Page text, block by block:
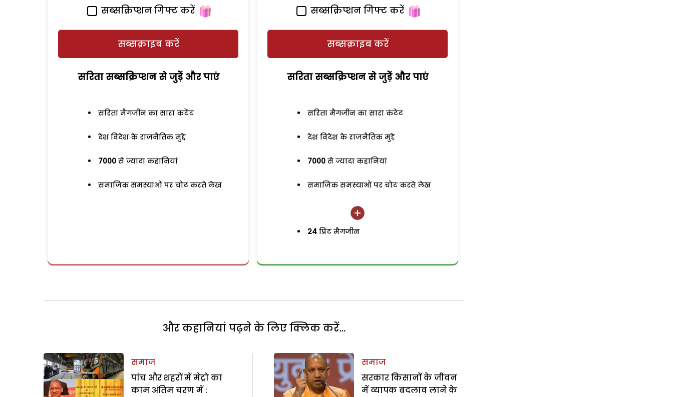
सब्सक्रिप्शन गिफ्ट करें
सब्सक्राइब करें
सरिता सब्सक्रिप्शन से जुड़ेें और पाएं
सरिता मैगजीन का सारा कंटेंट
देश विदेश के राजनैतिक मुद्दे
7000 से ज्यादा कहानियां
समाजिक समस्याओं पर चोट करते लेख
सब्सक्रिप्शन गिफ्ट करें
सब्सक्राइब करें
सरिता सब्सक्रिप्शन से जुड़ेें और पाएं
सरिता मैगजीन का सारा कंटेंट
देश विदेश के राजनैतिक मुद्दे
7000 से ज्यादा कहानियां
समाजिक समस्याओं पर चोट करते लेख
24 प्रिंट मैगजीन
और कहानियां पढ़ने के लिए क्लिक करें...
समाज
पांच और शहरों में मेट्रो का
काम अंतिम चरण में :
समाज
सरकार किसानों के जीवन
में व्यापक बदलाव लाने के